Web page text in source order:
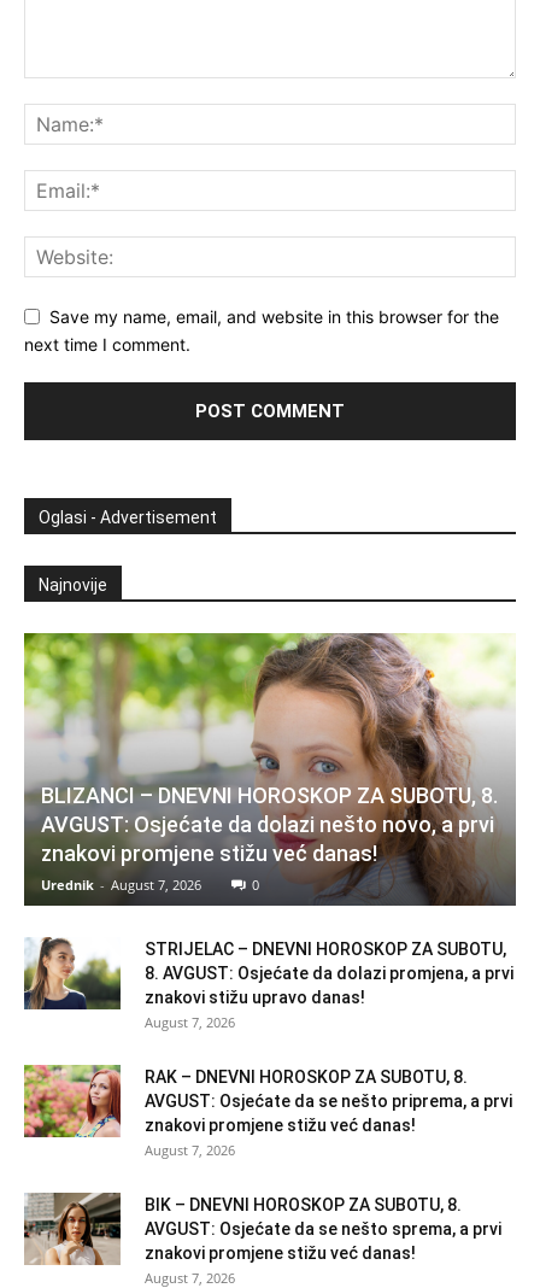
Save my name, email, and website in this browser for the
next time I comment.
Oglasi - Advertisement
Najnovije
BLIZANCI – DNEVNI HOROSKOP ZA SUBOTU, 8.
AVGUST: Osjećate da dolazi nešto novo, a prvi
znakovi promjene stižu već danas!
Urednik - August 7, 2026 0
STRIJELAC – DNEVNI HOROSKOP ZA SUBOTU,
8. AVGUST: Osjećate da dolazi promjena, a prvi
znakovi stižu upravo danas!
August 7, 2026
RAK – DNEVNI HOROSKOP ZA SUBOTU, 8.
AVGUST: Osjećate da se nešto priprema, a prvi
znakovi promjene stižu već danas!
August 7, 2026
BIK – DNEVNI HOROSKOP ZA SUBOTU, 8.
AVGUST: Osjećate da se nešto sprema, a prvi
znakovi promjene stižu već danas!
August 7, 2026